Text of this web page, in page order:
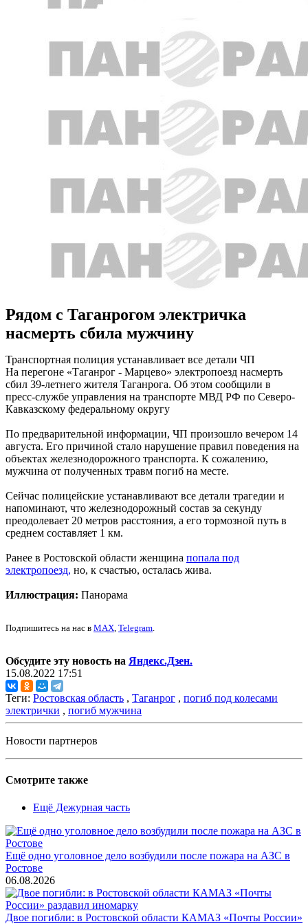
Рядом с Таганрогом электричка
насмерть сбила мужчину
Транспортная полиция устанавливает все детали ЧП
На перегоне «Таганрог - Марцево» электропоезд насмерть
сбил 39-летнего жителя Таганрога. Об этом сообщили в
пресс-службе управления на транспорте МВД РФ по Северо-
Кавказскому федеральному округу
По предварительной информации, ЧП произошло вечером 14
августа. Его причиной стало нарушение правил поведения на
объектах железнодорожного транспорта. К сожалению,
мужчина от полученных травм погиб на месте.
Сейчас полицейские устанавливают все детали трагедии и
напоминают, что железнодорожный состав за секунду
преодолевает 20 метров расстояния, а его тормозной путь в
среднем составляет 1 км.
Ранее в Ростовской области женщина попала под
электропоезд, но, к счастью, осталась жива.
Иллюстрация: Панорама
Подпишитесь на нас в MAX, Telegram.
Обсудите эту новость на Яндекс.Дзен.
15.08.2022 17:51
Теги: Ростовская область , Таганрог , погиб под колесами
электрички , погиб мужчина
Новости партнеров
Смотрите также
Ещё Дежурная часть
Ещё одно уголовное дело возбудили после пожара на АЗС в
Ростове
06.08.2026
Двое погибли: в Ростовской области КАМАЗ «Почты России»